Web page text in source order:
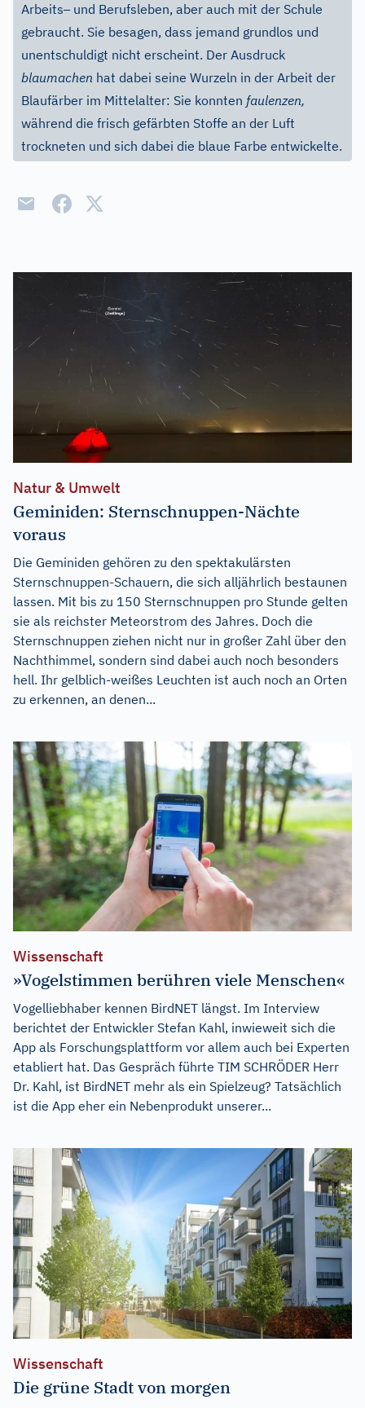
Arbeits– und Berufsleben, aber auch mit der Schule
gebraucht. Sie besagen, dass jemand grundlos und
unentschuldigt nicht erscheint. Der Ausdruck
blaumachen hat dabei seine Wurzeln in der Arbeit der
Blaufärber im Mittelalter: Sie konnten faulenzen,
während die frisch gefärbten Stoffe an der Luft
trockneten und sich dabei die blaue Farbe entwickelte.
Natur & Umwelt
Geminiden: Sternschnuppen-Nächte
voraus
Die Geminiden gehören zu den spektakulärsten
Sternschnuppen-Schauern, die sich alljährlich bestaunen
lassen. Mit bis zu 150 Sternschnuppen pro Stunde gelten
sie als reichster Meteorstrom des Jahres. Doch die
Sternschnuppen ziehen nicht nur in großer Zahl über den
Nachthimmel, sondern sind dabei auch noch besonders
hell. Ihr gelblich-weißes Leuchten ist auch noch an Orten
zu erkennen, an denen...
Wissenschaft
»Vogelstimmen berühren viele Menschen«
Vogelliebhaber kennen BirdNET längst. Im Interview
berichtet der Entwickler Stefan Kahl, inwieweit sich die
App als Forschungsplattform vor allem auch bei Experten
etabliert hat. Das Gespräch führte TIM SCHRÖDER Herr
Dr. Kahl, ist BirdNET mehr als ein Spielzeug? Tatsächlich
ist die App eher ein Nebenprodukt unserer...
Wissenschaft
Die grüne Stadt von morgen